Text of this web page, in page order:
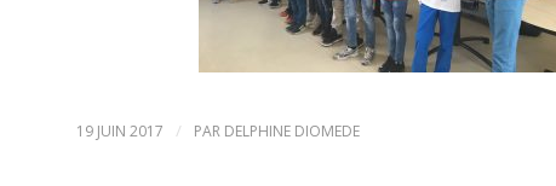
19 JUIN 2017 / PAR DELPHINE DIOMEDE